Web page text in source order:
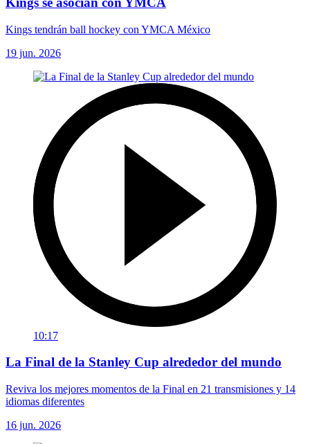
Kings tendrán ball hockey con YMCA México
19 jun. 2026
10:17
La Final de la Stanley Cup alrededor del mundo
Reviva los mejores momentos de la Final en 21 transmisiones y 14
idiomas diferentes
16 jun. 2026